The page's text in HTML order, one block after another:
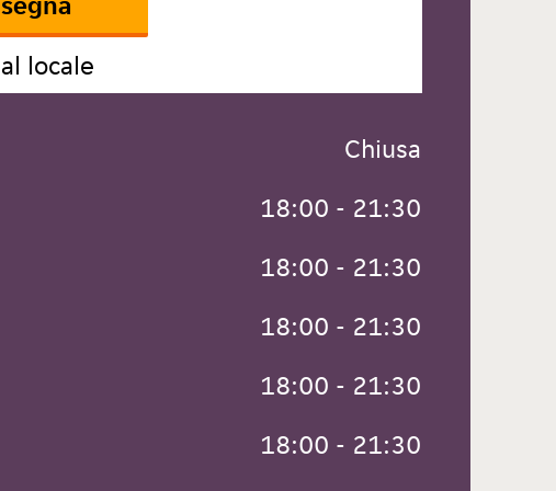
locale
Chiusa
18:00 - 21:30
18:00 - 21:30
18:00 - 21:30
18:00 - 21:30
18:00 - 21:30